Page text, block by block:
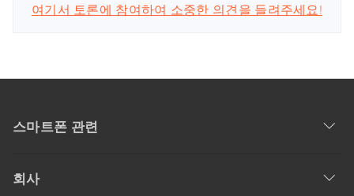
여기서 토론에 참여하여 소중한 의견을 들려주세요!
스마트폰 관련
회사